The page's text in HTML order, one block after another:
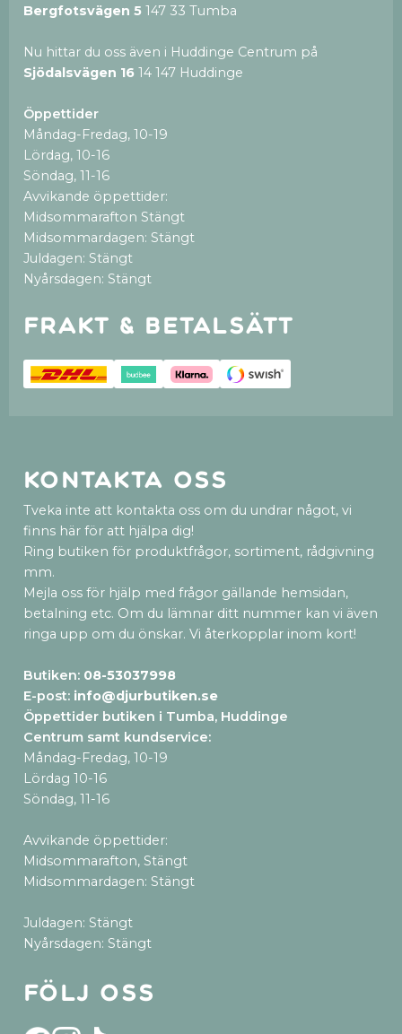
Bergfotsvägen 5 147 33 Tumba
Nu hittar du oss även i Huddinge Centrum på
Sjödalsvägen 16 14 147 Huddinge
Öppettider
Måndag-Fredag, 10-19
Lördag, 10-16
Söndag, 11-16
Avvikande öppettider:
Midsommarafton Stängt
Midsommardagen: Stängt
Juldagen: Stängt
Nyårsdagen: Stängt
Frakt & betalsätt
Kontakta oss
Tveka inte att kontakta oss om du undrar något, vi
finns här för att hjälpa dig!
Ring butiken för produktfrågor, sortiment, rådgivning
mm.
Mejla oss för hjälp med frågor gällande hemsidan,
betalning etc. Om du lämnar ditt nummer kan vi även
ringa upp om du önskar. Vi återkopplar inom kort!
Butiken: 08-53037998
E-post: info@djurbutiken.se
Öppettider butiken i Tumba, Huddinge
Centrum samt kundservice:
Måndag-Fredag, 10-19
Lördag 10-16
Söndag, 11-16
Avvikande öppettider:
Midsommarafton, Stängt
Midsommardagen: Stängt
Juldagen: Stängt
Nyårsdagen: Stängt
Följ oss